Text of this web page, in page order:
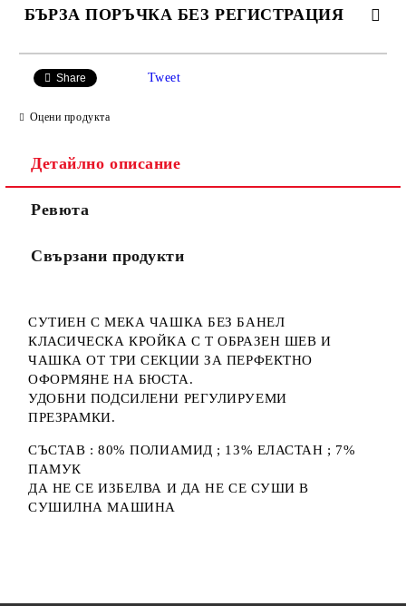
БЪРЗА ПОРЪЧКА БЕЗ РЕГИСТРАЦИЯ
Share Tweet
Оцени продукта
Детайлно описание
Ревюта
Свързани продукти
СУТИЕН С МЕКА ЧАШКА БЕЗ БАНЕЛ
КЛАСИЧЕСКА КРОЙКА С Т ОБРАЗЕН ШЕВ И
ЧАШКА ОТ ТРИ СЕКЦИИ ЗА ПЕРФЕКТНО
ОФОРМЯНЕ НА БЮСТА.
УДОБНИ ПОДСИЛЕНИ РЕГУЛИРУЕМИ
ПРЕЗРАМКИ.
СЪСТАВ : 80% ПОЛИАМИД ; 13% ЕЛАСТАН ; 7%
ПАМУК
ДА НЕ СЕ ИЗБЕЛВА И ДА НЕ СЕ СУШИ В
СУШИЛНА МАШИНА